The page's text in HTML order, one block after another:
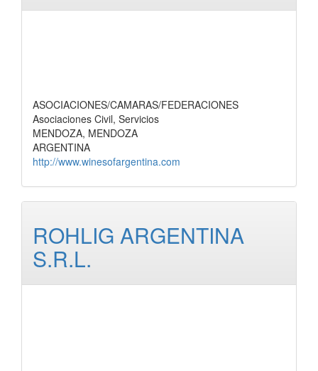
ASOCIACIONES/CAMARAS/FEDERACIONES
Asociaciones Civil, Servicios
MENDOZA, MENDOZA
ARGENTINA
http://www.winesofargentina.com
ROHLIG ARGENTINA
S.R.L.